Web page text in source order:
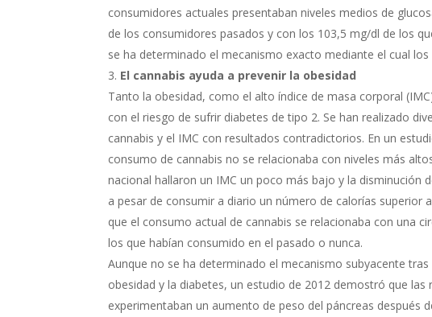
consumidores actuales presentaban niveles medios de
de los consumidores pasados y con los 103,5 mg/dl de los
se ha determinado el mecanismo exacto mediante el cual
El cannabis ayuda a prevenir la obesidad
Tanto la obesidad, como el alto índice de masa corporal
con el riesgo de sufrir diabetes de tipo 2. Se han realizado
cannabis y el IMC con resultados contradictorios. En un
consumo de cannabis no se relacionaba con niveles más
nacional hallaron un IMC un poco más bajo y la disminución
a pesar de consumir a diario un número de calorías
que el consumo actual de cannabis se relacionaba con una
los que habían consumido en el pasado o nunca.
Aunque no se ha determinado el mecanismo subyacente
obesidad y la diabetes, un estudio de 2012 demostró que
experimentaban un aumento de peso del páncreas después